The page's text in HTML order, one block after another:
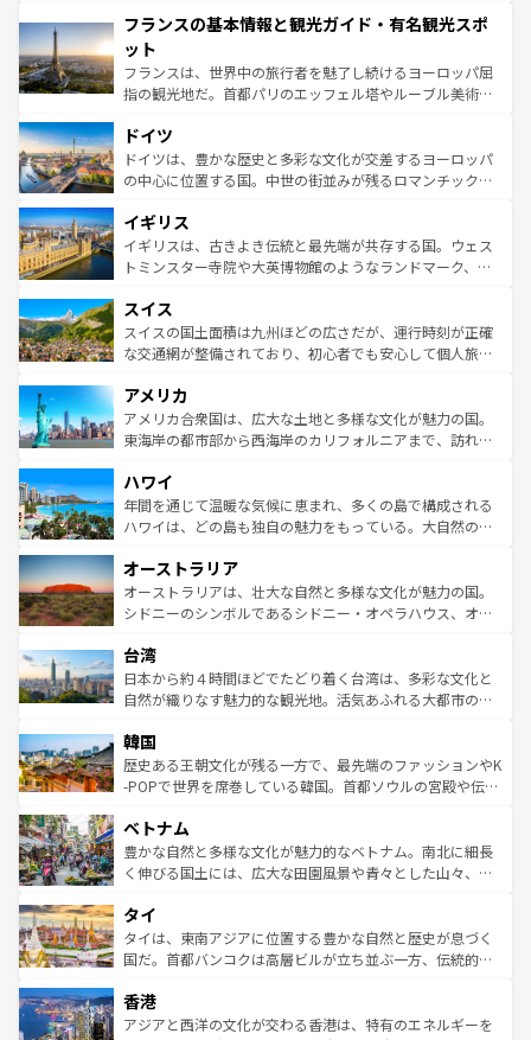
ませてくれるイタリアで、忘れられない旅をしてみよう！
なお、新着のイタリア情報は
しい。
文化が根付くこの国では、情熱的なフラメンコ、熱気あふ
れる闘牛、そして美味しいタパスが生活の一部となってい
る。首都マドリードの洗練された雰囲気や、バルセロナの
アートに溢れた街角から、地方では古代ローマ遺跡や中世
せる。地方によって風土や気候が異なるスペインはその個
性で訪れる人を魅了する。 なお、新着のスペイン情報は コ
ンテンツ一覧を参照してほしい。
フランスの基本情報と観光ガイド・有名観光スポ
ット
フランスは、世界中の旅行者を魅了し続けるヨーロッパ屈
指の観光地だ。首都パリのエッフェル塔やルーブル美術館
で、幅広い魅力が詰まっている。華麗な宮殿、歴史的な大
聖堂、美しいビーチ、そして豊かな自然が、訪れる者を心
から魅了する。また、フランスは美食の国としても知ら
いる。シャンパンの発祥地であるランス、プロヴァンスの
香り高いラベンダー畑など、多彩な楽しみ方が可能だ。さ
らに、パリ以外の地域にも魅力が溢れており、どの街角に
れる地方に足を運ぶとそれぞれで全く異なる文化を体験で
きるだろう。 なお、新着のフランス情報はコンテンツ一覧
を参照してほしい。
ドイツ
ドイツは、豊かな歴史と多彩な文化が交差するヨーロッパ
の中心に位置する国。中世の街並みが残るロマンチック街
顔を持つこの国は、どこを歩いても飽きることがない。ベ
ルリンの文化的活気、バイエルン州のアルプスの絶景、そ
してライン川沿いのワイン畑といった風景は必見。ビール
は、お酒好きな人にはぜひ体験してほしい。 なお、新着の
ドイツ情報はコンテンツ一覧を参照してほしい。
イギリス
イギリスは、古きよき伝統と最先端が共存する国。ウェス
トミンスター寺院や大英博物館のようなランドマーク、歴
リアごとに異なる魅力がある。また、優雅なアフタヌーン
ティー、ビール好きにはたまらない英国パブ、サッカー観
戦など、本場だからこそできる体験も豊富。イギリスを旅
ンツ一覧を参照してほしい。
スイス
スイスの国土面積は九州ほどの広さだが、運行時刻が正確
な交通網が整備されており、初心者でも安心して個人旅行
の建物がそのまま残る町や、スイスならではのユニークな
博物館もあり、アルプス観光だけでなく町歩きも満喫する
ことができる。国民の所得が高いため物価も高いが、旅行
ば市内交通費無料で観光を楽しむこともできる。 なお、新
着のスイス情報はコンテンツ一覧 を参照してほしい。
アメリカ
アメリカ合衆国は、広大な土地と多様な文化が魅力の国。
東海岸の都市部から西海岸のカリフォルニアまで、訪れる
のような巨大都市は、観光、ショッピング、エンターテイ
ンメントが詰まった刺激的なスポットだ。一方、アメリカ
西部には大自然が広がり、グランドキャニオンやイエロー
部のニューオーリンズでは、音楽と美食が融合した独特の
文化が魅力。旅行者はアメリカの各地域で異なる魅力を楽
しみながら、その多様性と豊かな歴史を感じることができ
ならではの贅沢な旅のスタイルだ。 なお、新着のアメリカ
情報はコンテンツ一覧を参照してほしい。
ハワイ
年間を通じて温暖な気候に恵まれ、多くの島で構成される
ハワイは、どの島も独自の魅力をもっている。大自然の神
ワイ島は見逃せない。また、定番の観光地といえばオアフ
島だが、静かな自然を求めるならマウイ島やカウアイ島が
おすすめ。エメラルドグリーンに輝く海をはじめ、豊かな
れるおもてなしの心で訪れる人々を迎えてくれるハワイの
人々、おいしいローカルフードやハワイアンミュージッ
ク、伝統的なフラダンスなど、すべてがハワイの魅力を彩
ワイを、存分に味わってほしい。 なお、新着のハワイ情報
はコンテンツ一覧を参照してほしい。
オーストラリア
オーストラリアは、壮大な自然と多様な文化が魅力の国。
シドニーのシンボルであるシドニー・オペラハウス、オー
リアリーフや大陸中央部にそびえるウルル（エアーズロッ
ク）、タスマニアの美しい原生林やケアンズの熱帯雨林な
ど、見どころがたくさん。また、カフェやワイン、オージ
いる。アクティビティも充実しており、サーフィンやダイ
ビング、ハイキングなど、アウトドア好きにはたまらな
い。オーストラリアの多彩な魅力を存分に味わいつくそ
参照してほしい。
台湾
日本から約４時間ほどでたどり着く台湾は、多彩な文化と
自然が織りなす魅力的な観光地。活気あふれる大都市の台
ン）、静ひつな山岳地帯である台湾東部など、都市の喧騒
と山間の静けさが共存しており、訪れる人に新しい発見と
驚きをもたらしてくれる。また、奥深い台湾の食文化も魅
容にもいいと評判のスイーツなど、バラエティ豊かな料理
が味わえる。 なお、新着の台湾情報は コンテンツ一覧を参
照してほしい。
韓国
歴史ある王朝文化が残る一方で、最先端のファッションやK
-POPで世界を席巻している韓国。首都ソウルの宮殿や伝統
き、地方に足を延ばせば四季折々の自然美を楽しむことが
できる。そして、キムチや焼肉、絶品のストリートフード
まで、さまざまな韓国料理が待っている。夜には、韓国な
リティに包まれながら、韓国の多彩な魅力を心ゆくまで味
わってみてほしい。 なお、新着の韓国情報はコンテンツ一
覧を参照してほしい。
ベトナム
豊かな自然と多様な文化が魅力的なベトナム。南北に細長
く伸びる国土には、広大な田園風景や青々とした山々、世
急速な発展と共に伝統が息づく。ハノイの古い町並みやホ
ーチミン市のフランス統治時代の建物も、独特の雰囲気を
醸し出している。また、バラエティの豊かさとおいしさで
とつ。フォーやバインミー、ベトナムコーヒーなどは、ぜ
ひ現地で味わいたい。どの地域を訪れてもあたたかい人々
タイ
タイは、東南アジアに位置する豊かな自然と歴史が息づく
国だ。首都バンコクは高層ビルが立ち並ぶ一方、伝統的な
の活気が交差している。北部ではチェンマイなどの山岳地
帯で自然と触れ合い、南部ではプーケットやクラビの美し
香港
アジアと西洋の文化が交わる香港は、特有のエネルギーを